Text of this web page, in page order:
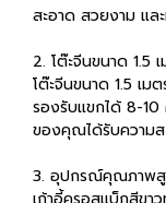
สะอาด สวยงาม แล
2. โต๊ะจีนขนาด 1.5
โต๊ะจีนขนาด 1.5 เม
รองรับแขกได้ 8-10
ของคุณได้รับความส
3. อุปกรณ์คุณภาพสู